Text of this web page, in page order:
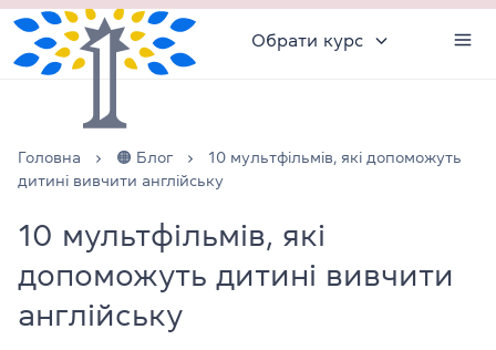
Обрати курс
Головна 🟠 Блог
10 мультфільмів, які допоможуть
дитині вивчити англійську
10 мультфільмів, які
допоможуть дитині вивчити
англійську